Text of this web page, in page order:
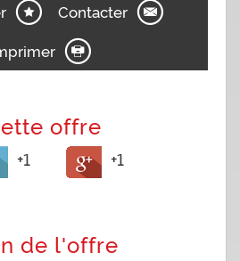
Contacter
offre
+1 +1
de l'offre